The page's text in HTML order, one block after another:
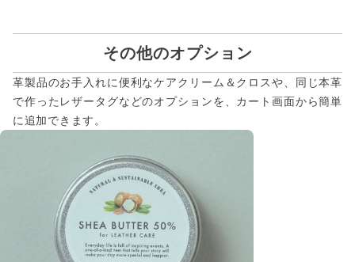
その他のオプション
革製品のお手入れに便利なケアクリーム＆クロスや、同じ本革
で作ったレザータグなどのオプションを、カート画面から簡単
に追加できます。